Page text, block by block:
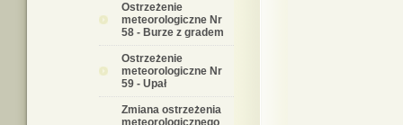
Ostrzeżenie
meteorologiczne Nr
58 - Burze z gradem
Ostrzeżenie
meteorologiczne Nr
59 - Upał
Zmiana ostrzeżenia
meteorologicznego